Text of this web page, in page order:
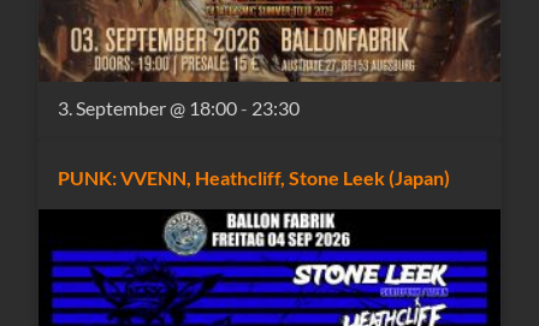
3. September @ 18:00- 23:30
PUNK: VVENN, Heathcliff, Stone Leek (Japan)